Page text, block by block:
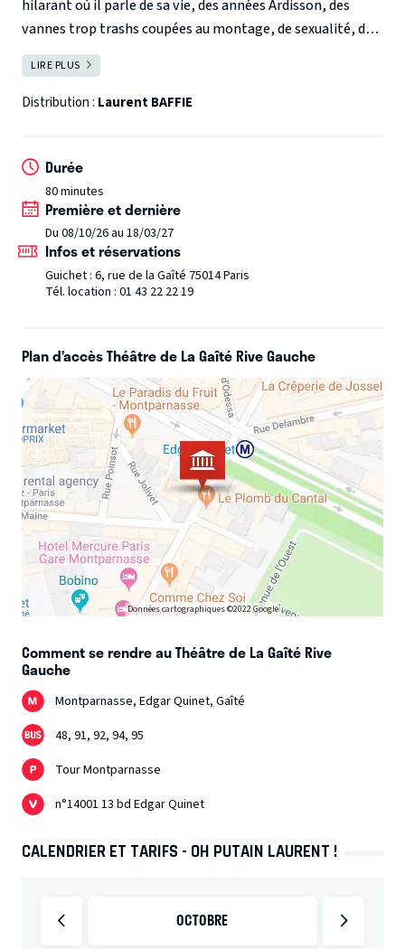
hilarant où il parle de sa vie, des années Ardisson, des
vannes trop trashs coupées au montage, de sexualité, de
zoologie, et de tout ce qui peut être prétexte à Rire.
sniper de légende qui dégaine plus vite que son ombre tire
à balles réelles et les sketches aujourd’hui indiffusables à
C’est ce qu’on va voir…
LIRE PLUS
Distribution : Laurent BAFFIE
Durée
80 minutes
Première et dernière
Du 08/10/26 au 18/03/27
Infos et réservations
Guichet : 6, rue de la Gaîté 75014 Paris
Tél. location : 01 43 22 22 19
Plan d’accès Théâtre de La Gaîté Rive Gauche
Données cartographiques ©2022 Google
Comment se rendre au Théâtre de La Gaîté Rive
Gauche
Montparnasse, Edgar Quinet, Gaîté
48, 91, 92, 94, 95
Tour Montparnasse
n°14001 13 bd Edgar Quinet
CALENDRIER ET TARIFS - OH PUTAIN LAURENT !
OCTOBRE